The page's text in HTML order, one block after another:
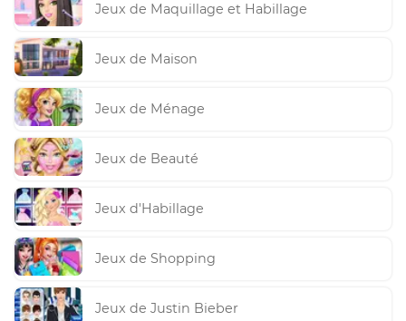
Jeux de Maquillage et Habillage
Jeux de Maison
Jeux de Ménage
Jeux de Beauté
Jeux d'Habillage
Jeux de Shopping
Jeux de Justin Bieber